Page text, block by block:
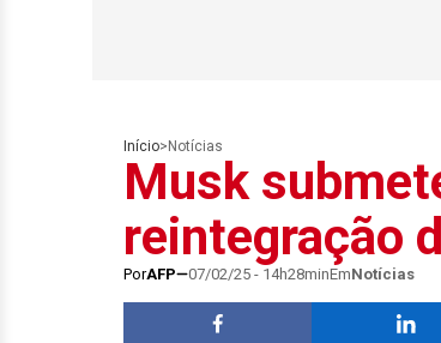
Início> Notícias
Musk
reintegração
PorAFP 07/02/25 - 14h28minEmNotícias